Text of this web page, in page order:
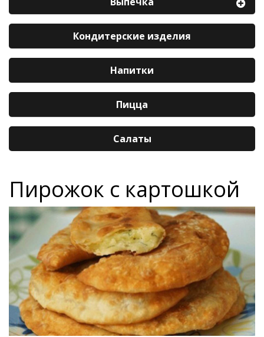
Кондитерские изделия
Напитки
Пицца
Салаты
Пирожок с картошкой